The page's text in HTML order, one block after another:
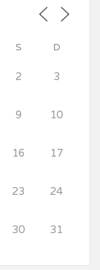
S D
2 3
9 10
16 17
23 24
30 31